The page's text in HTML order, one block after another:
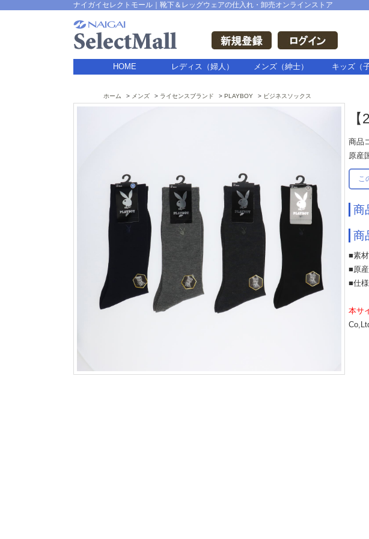
ナイガイセレクトモール｜靴下＆レッグウェアの仕入れ・卸売オンラインストア
HOME レディス（婦人） メンズ（紳士） キッズ（
ホーム メンズ ライセンスブランド PLAYBOY ビジネスソックス
商品
原産
こ
商
商
■素
■原
■仕
本サ